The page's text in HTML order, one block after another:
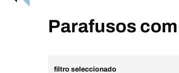
Parafusos
filtro seleccionado